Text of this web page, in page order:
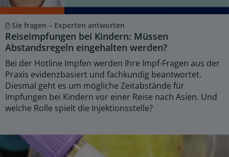
Sie fragen – Experten antworten
Reiseimpfungen bei Kindern: Müssen
Abstandsregeln eingehalten werden?
Bei der Hotline Impfen werden Ihre Impf-Fragen aus der
Praxis evidenzbasiert und fachkundig beantwortet.
Diesmal geht es um mögliche Zeitabstände für
Impfungen bei Kindern vor einer Reise nach Asien. Und
welche Rolle spielt die Injektionsstelle?